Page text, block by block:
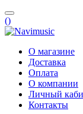
()
О магазине
Доставка
Оплата
О компании
Личный
Контакты